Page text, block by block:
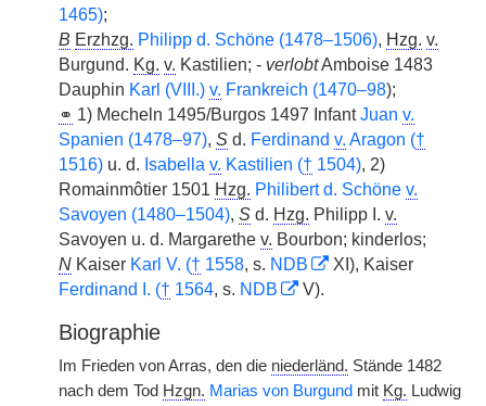
1465);
B Erzhzg. Philipp d. Schöne (1478–1506), Hzg. v.
Burgund. Kg. v. Kastilien; - verlobtAmboise 1483
Dauphin Karl (VIII.) v. Frankreich (1470–98);
⚭ 1) Mecheln 1495/Burgos 1497 InfantJuan v.
Spanien (1478–97), S d. Ferdinand v. Aragon (†
1516) u. d. Isabella v. Kastilien († 1504), 2)
Romainmôtier 1501 Hzg. Philibert d. Schöne v.
Savoyen (1480–1504), S d. Hzg. Philipp I. v.
Savoyen u. d. Margarethe v. Bourbon; kinderlos;
N Kaiser Karl V. († 1558, s. NDB
XI), Kaiser
Ferdinand I. († 1564, s. NDB V).
Biographie
Im Frieden von Arras, den die niederländ. Stände 1482
nach dem Tod Hzgn. Marias von Burgund mit Kg. Ludwig